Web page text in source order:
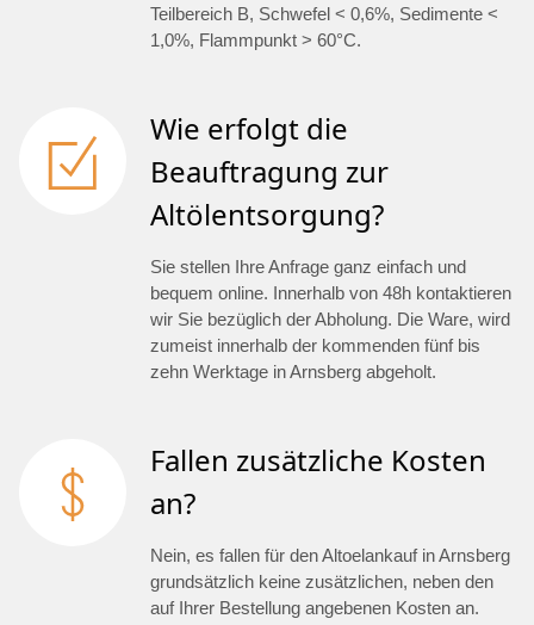
Teilbereich B, Schwefel < 0,6%, Sedimente <
1,0%, Flammpunkt > 60°C.
Wie erfolgt die
Beauftragung zur
Altölentsorgung?
Sie stellen Ihre Anfrage ganz einfach und
bequem online. Innerhalb von 48h kontaktieren
wir Sie bezüglich der Abholung. Die Ware, wird
zumeist innerhalb der kommenden fünf bis
zehn Werktage in Arnsberg abgeholt.
Fallen zusätzliche Kosten
an?
Nein, es fallen für den Altoelankauf in Arnsberg
grundsätzlich keine zusätzlichen, neben den
auf Ihrer Bestellung angebenen Kosten an.